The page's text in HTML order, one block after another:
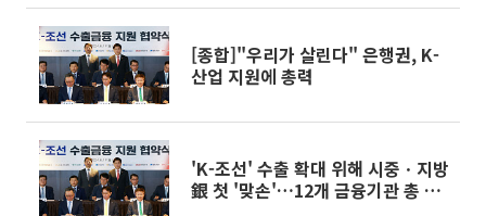
[종합]"우리가 살린다" 은행권, K-
산업 지원에 총력
'K-조선' 수출 확대 위해 시중ㆍ지방
銀 첫 '맞손'…12개 금융기관 총 15